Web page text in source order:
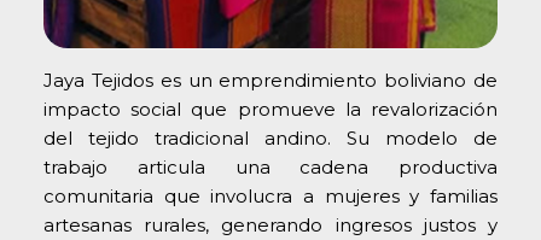
Jaya Tejidos es un emprendimiento boliviano de
impacto social que promueve la revalorización
del tejido tradicional andino. Su modelo de
trabajo articula una cadena productiva
comunitaria que involucra a mujeres y familias
artesanas rurales, generando ingresos justos y